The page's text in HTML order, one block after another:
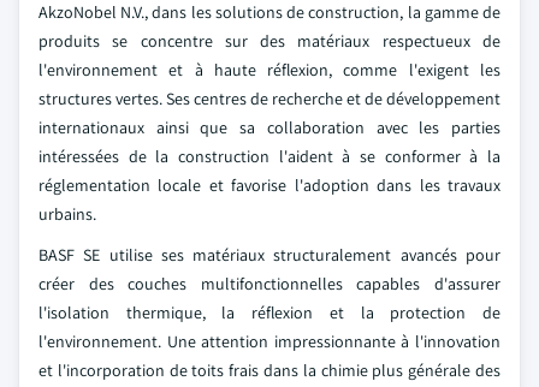
AkzoNobel N.V., dans les solutions de construction, la gamme de
produits se concentre sur des matériaux respectueux de
l'environnement et à haute réflexion, comme l'exigent les
structures vertes. Ses centres de recherche et de développement
internationaux ainsi que sa collaboration avec les parties
intéressées de la construction l'aident à se conformer à la
réglementation locale et favorise l'adoption dans les travaux
urbains.
BASF SE utilise ses matériaux structuralement avancés pour
créer des couches multifonctionnelles capables d'assurer
l'isolation thermique, la réflexion et la protection de
l'environnement. Une attention impressionnante à l'innovation
et l'incorporation de toits frais dans la chimie plus générale des